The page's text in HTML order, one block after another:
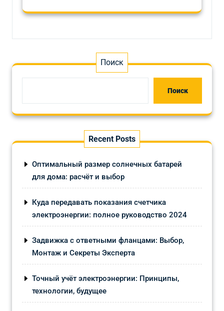
Поиск
Поиск
Recent Posts
Оптимальный размер солнечных батарей
для дома: расчёт и выбор
Куда передавать показания счетчика
электроэнергии: полное руководство 2024
Задвижка с ответными фланцами: Выбор,
Монтаж и Секреты Эксперта
Точный учёт электроэнергии: Принципы,
технологии, будущее